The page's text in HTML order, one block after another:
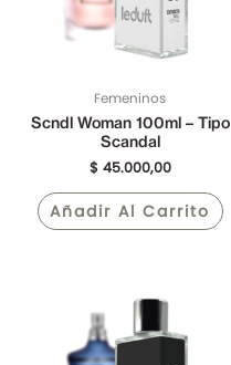
Femeninos
Scndl Woman 100ml – Tipo
Scandal
$ 45.000,00
Añadir Al Carrito